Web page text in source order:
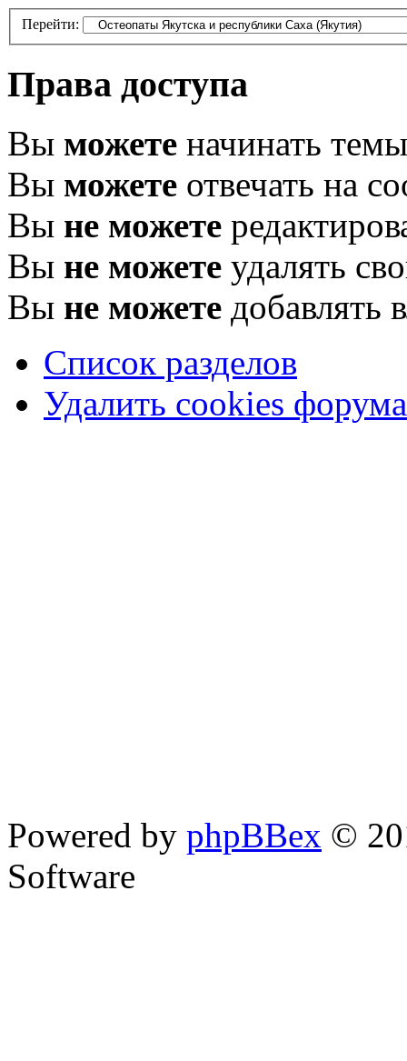
Перейти:
Права доступа
Вы можете начинать темы
Вы можете отвечать на
Вы не можете
Вы не можете удалять
Вы не можете добавлять
Список разделов
Удалить cookies форума
Powered by phpBBex ©
Software